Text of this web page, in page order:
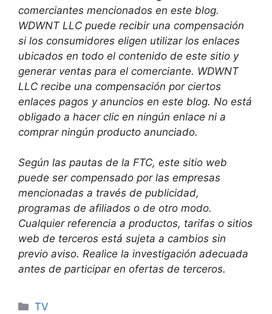
comerciantes mencionados en este blog.
WDWNT LLC puede recibir una compensación
si los consumidores eligen utilizar los enlaces
ubicados en todo el contenido de este sitio y
generar ventas para el comerciante. WDWNT
LLC recibe una compensación por ciertos
enlaces pagos y anuncios en este blog. No está
obligado a hacer clic en ningún enlace ni a
comprar ningún producto anunciado.
Según las pautas de la FTC, este sitio web
puede ser compensado por las empresas
mencionadas a través de publicidad,
programas de afiliados o de otro modo.
Cualquier referencia a productos, tarifas o sitios
web de terceros está sujeta a cambios sin
previo aviso. Realice la investigación adecuada
antes de participar en ofertas de terceros.
Categories
TV